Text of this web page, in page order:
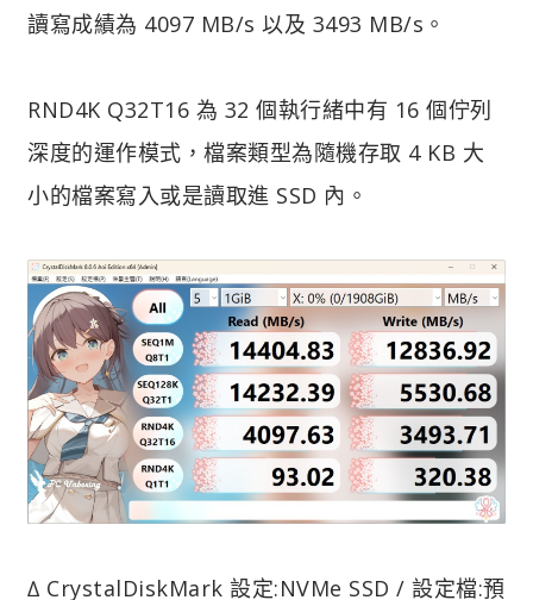
讀寫成績為 4097 MB/s 以及 3493 MB/s。
RND4K Q32T16 為 32 個執行緒中有 16 個佇列
深度的運作模式，檔案類型為隨機存取 4 KB 大
小的檔案寫入或是讀取進 SSD 內。
∆ CrystalDiskMark 設定:NVMe SSD / 設定檔:預